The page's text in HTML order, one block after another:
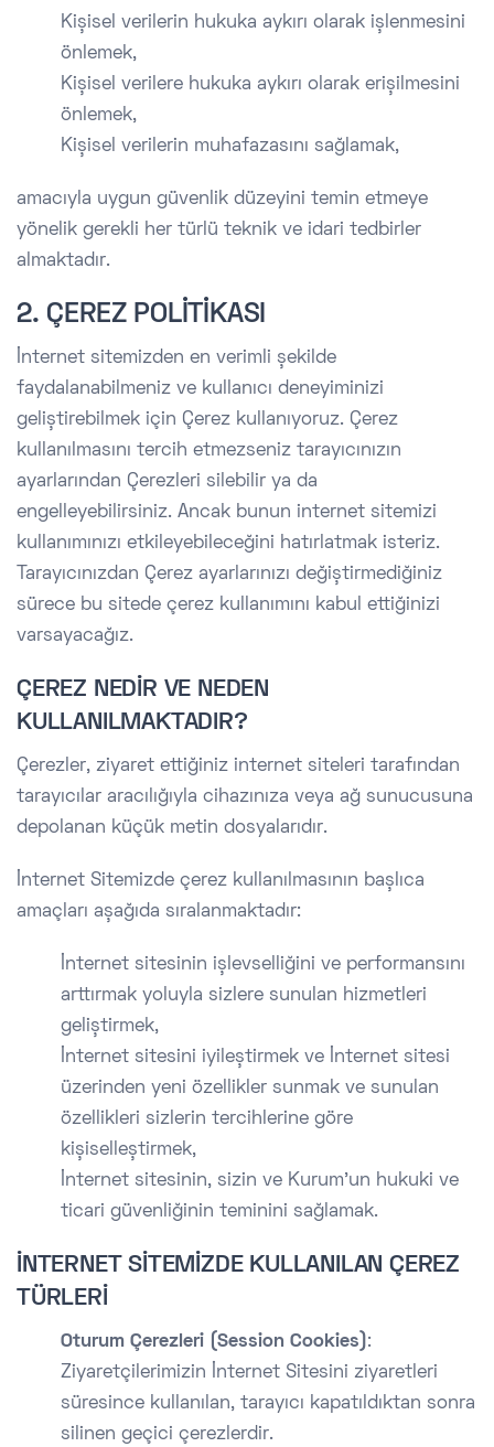
Kişisel verilerin hukuka aykırı olarak işlenmesini
önlemek,
Kişisel verilere hukuka aykırı olarak erişilmesini
önlemek,
Kişisel verilerin muhafazasını sağlamak,
amacıyla uygun güvenlik düzeyini temin etmeye
yönelik gerekli her türlü teknik ve idari tedbirler
almaktadır.
2. ÇEREZ POLİTİKASI
İnternet sitemizden en verimli şekilde
faydalanabilmeniz ve kullanıcı deneyiminizi
geliştirebilmek için Çerez kullanıyoruz. Çerez
kullanılmasını tercih etmezseniz tarayıcınızın
ayarlarından Çerezleri silebilir ya da
engelleyebilirsiniz. Ancak bunun internet sitemizi
kullanımınızı etkileyebileceğini hatırlatmak isteriz.
Tarayıcınızdan Çerez ayarlarınızı değiştirmediğiniz
sürece bu sitede çerez kullanımını kabul ettiğinizi
varsayacağız.
ÇEREZ NEDİR VE NEDEN
KULLANILMAKTADIR?
Çerezler, ziyaret ettiğiniz internet siteleri tarafından
tarayıcılar aracılığıyla cihazınıza veya ağ sunucusuna
depolanan küçük metin dosyalarıdır.
İnternet Sitemizde çerez kullanılmasının başlıca
amaçları aşağıda sıralanmaktadır:
İnternet sitesinin işlevselliğini ve performansını
arttırmak yoluyla sizlere sunulan hizmetleri
geliştirmek,
İnternet sitesini iyileştirmek ve İnternet sitesi
üzerinden yeni özellikler sunmak ve sunulan
özellikleri sizlerin tercihlerine göre
kişiselleştirmek,
İnternet sitesinin, sizin ve Kurum’un hukuki ve
ticari güvenliğinin teminini sağlamak.
İNTERNET SİTEMİZDE KULLANILAN ÇEREZ
TÜRLERİ
Oturum Çerezleri (Session Cookies) :
Ziyaretçilerimizin İnternet Sitesini ziyaretleri
süresince kullanılan, tarayıcı kapatıldıktan sonra
silinen geçici çerezlerdir.